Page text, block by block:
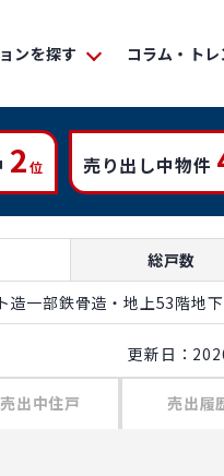
ンを探す コラム・トレ
2位 売り出し中物件
総戸数
造一部鉄骨造・地上53階地
更新日：
売出中住戸 売出履